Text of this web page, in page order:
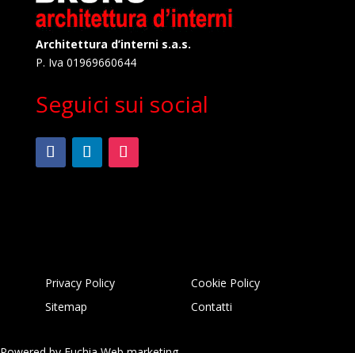
Architettura d’interni s.a.s.
P. Iva 01969660644
Seguici sui social
Privacy Policy
Cookie Policy
Sitemap
Contatti